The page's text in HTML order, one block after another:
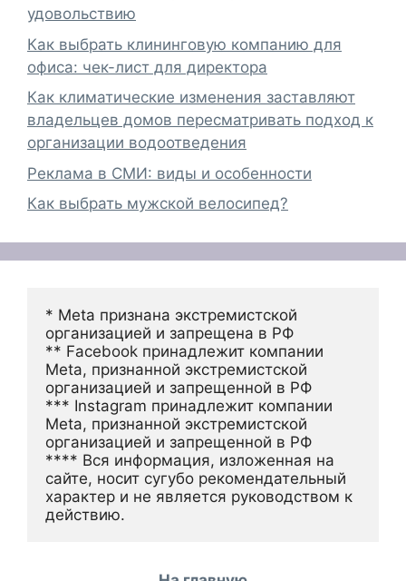
удовольствию
Как выбрать клининговую компанию для
офиса: чек-лист для директора
Как климатические изменения заставляют
владельцев домов пересматривать подход к
организации водоотведения
Реклама в СМИ: виды и особенности
Как выбрать мужской велосипед?
* Meta признана экстремистской
организацией и запрещена в РФ
** Facebook принадлежит компании
Meta, признанной экстремистской
организацией и запрещенной в РФ
*** Instagram принадлежит компании
Meta, признанной экстремистской
организацией и запрещенной в РФ
**** Вся информация, изложенная на
сайте, носит сугубо рекомендательный
характер и не является руководством к
действию.